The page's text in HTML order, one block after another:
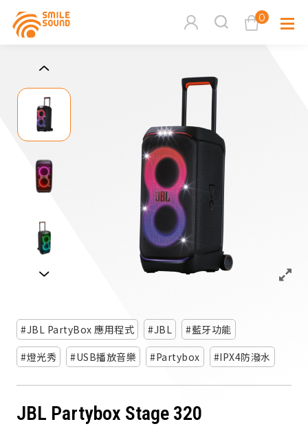
0
查看購物車
請選擇商品分類
請選擇分類
活動
劇院系
JBL PartyBox 應用程式 JBL
藍牙功能
燈光秀
USB播放音樂 Partybox IPX4防潑水
JBL Partybox Stage 320